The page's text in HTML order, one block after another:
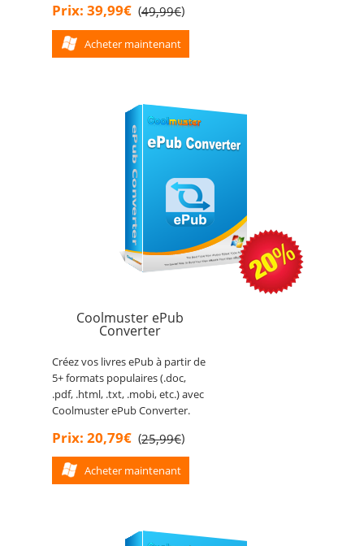
Prix: 39,99€ (49,99€)
Acheter maintenant
Coolmuster ePub
Converter
Créez vos livres ePub à partir de
5+ formats populaires (.doc,
.pdf, .html, .txt, .mobi, etc.) avec
Coolmuster ePub Converter.
Prix: 20,79€ (25,99€)
Acheter maintenant